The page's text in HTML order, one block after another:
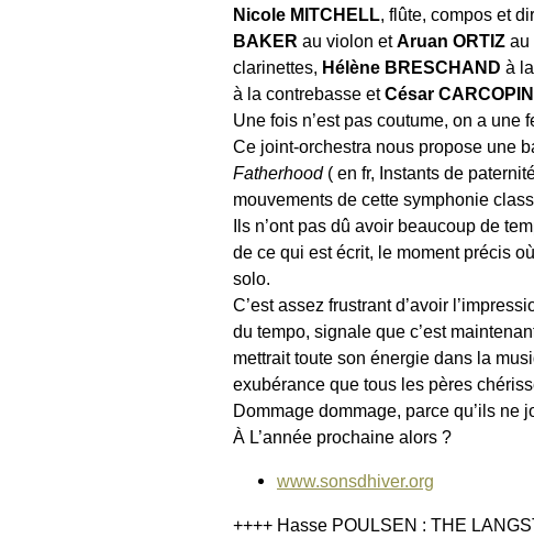
Nicole MITCHELL, flûte, compos et
BAKER au violon etAruan ORTIZ au
clarinettes, Hélène BRESCHAND à
à la contrebasse etCésar
Une fois n’est pas coutume, on a une
Ce joint-orchestra nous propose une
Fatherhood( en fr, Instants de
mouvements de cette symphonie
Ils n’ont pas dû avoir beaucoup de
de ce qui est écrit, le moment précis
solo.
C’est assez frustrant d’avoir
du tempo, signale que c’est
mettrait toute son énergie dans la
exubérance que tous les pères
Dommage dommage, parce qu’ils ne
À L’année prochaine alors ?
www.sonsdhiver.org
++++ Hasse POULSEN : THE